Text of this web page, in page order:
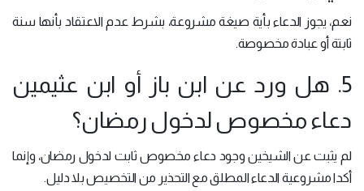
نعم، يجوز الدعاء بأية صيغة مشروعة، بشرط عدم الاعتقاد بأنها سنة
ثابتة أو عبادة مخصوصة.
5. هل ورد عن ابن باز أو ابن عثيمين
دعاء مخصوص لدخول رمضان؟
لم يثبت عن الشيخين وجود دعاء مخصوص ثابت لدخول رمضان، وإنما
أكدا مشروعية الدعاء المطلق مع التحذير من التخصيص بلا دليل.